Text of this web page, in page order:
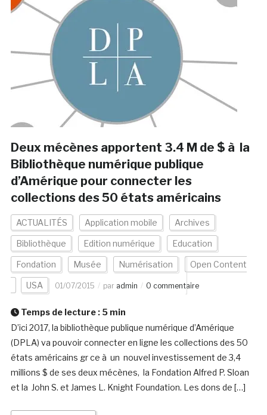
Deux mécènes apportent 3.4 M de $ à la
Bibliothèque numérique publique
d’Amérique pour connecter les
collections des 50 états américains
ACTUALITÉS Application mobile Archives
Bibliothèque Edition numérique Education
Fondation Musée Numérisation Open Content
USA 01/07/2015 par admin 0 commentaire
Temps de lecture : 5 min
D’ici 2017, la bibliothèque publique numérique d’Amérique
(DPLA) va pouvoir connecter en ligne les collections des 50
états américains gr ce à un nouvel investissement de 3,4
millions $ de ses deux mécènes, la Fondation Alfred P. Sloan
et la John S. et James L. Knight Foundation. Les dons de […]